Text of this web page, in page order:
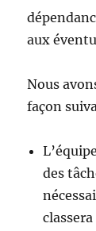
aux
Nous
façon
des